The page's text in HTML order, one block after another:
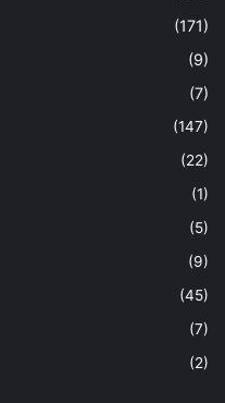
(171)
(9)
(7)
(147)
(22)
(1)
(5)
(9)
(45)
(7)
(2)